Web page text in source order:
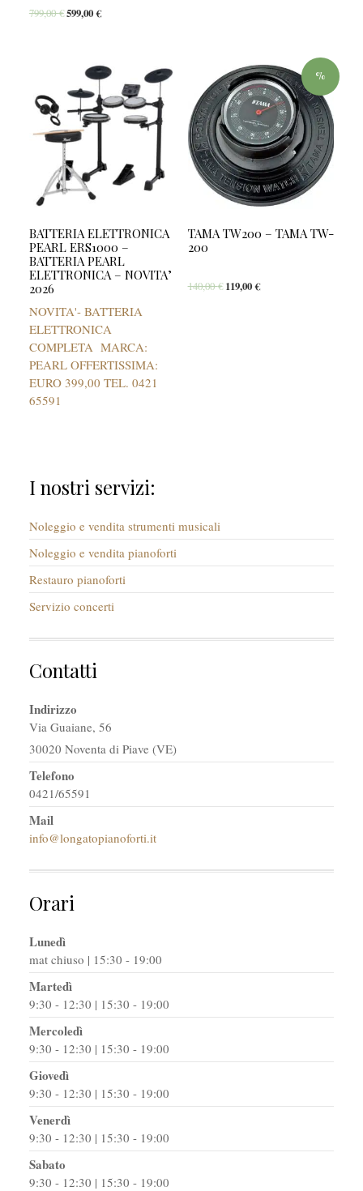
799,00€599,00€
BATTERIA ELETTRONICA
PEARL ERS1000 –
BATTERIA PEARL
ELETTRONICA – NOVITA’
2026
NOVITA'- BATTERIA
ELETTRONICA
COMPLETA MARCA:
PEARL OFFERTISSIMA:
EURO 399,00 TEL. 0421
65591
%
TAMA TW200 – TAMA TW-
200
140,00€ 119,00€
I nostri servizi:
Noleggio e vendita strumenti musicali
Noleggio e vendita pianoforti
Restauro pianoforti
Servizio concerti
Contatti
Indirizzo
Via Guaiane, 56
30020 Noventa di Piave (VE)
Telefono
0421/65591
Mail
info@longatopianoforti.it
Orari
Lunedì
mat chiuso | 15:30 - 19:00
Martedì
9:30 - 12:30 | 15:30 - 19:00
Mercoledì
9:30 - 12:30 | 15:30 - 19:00
Giovedì
9:30 - 12:30 | 15:30 - 19:00
Venerdì
9:30 - 12:30 | 15:30 - 19:00
Sabato
9:30 - 12:30 | 15:30 - 19:00